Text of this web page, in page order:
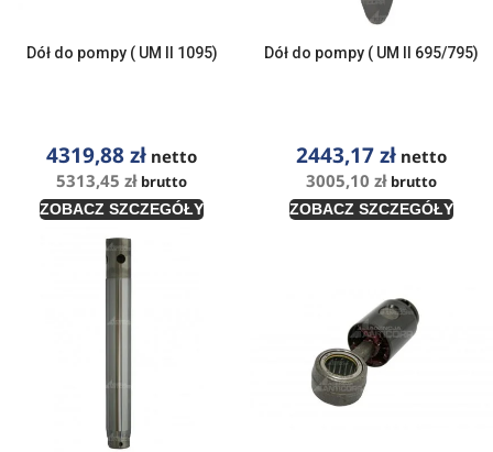
Dół do pompy ( UM II 1095)
4319,88zł netto
5313,45 zł brutto
ZOBACZ SZCZEGÓŁY
Dół do pompy ( UM II 695/795)
2443,17zł netto
3005,10 zł brutto
ZOBACZ SZCZEGÓŁY